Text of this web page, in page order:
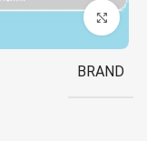
برای بزرگنمایی
BRAND